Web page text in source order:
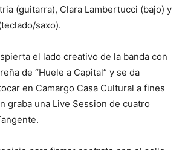
(guitarra), Clara Lambertucci (bajo) y
saxo).
el lado creativo de la banda con
de “Huele a Capital” y se da
en Camargo Casa Cultural a fines
graba una Live Session de cuatro